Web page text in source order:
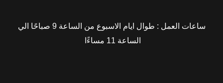
ساعات العمل : طوال ايام الاسبوع من الساعة 9 صباحًا الي
الساعة 11 مساءًا